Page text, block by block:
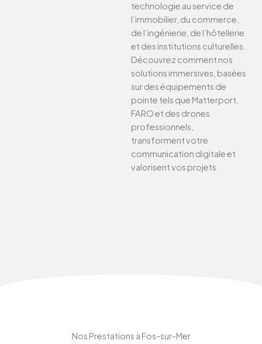
technologie au service de
l’immobilier, du commerce,
de l’ingénierie, de l’hôtellerie
et des institutions culturelles.
Découvrez comment nos
solutions immersives, basées
sur des équipements de
pointe tels que Matterport,
FARO et des drones
professionnels,
transforment votre
communication digitale et
valorisent vos projets.
Nos Prestations à Fos-sur-Mer